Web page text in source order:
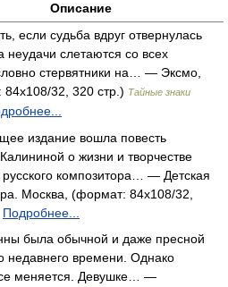
Описание
если судьба вдруг отвернулась
неудачи слетаются со всех
стервятники на… — Эксмо,
32, 320 стр.) Тайные знаки
издание вошла повесть
о жизни и творчестве
русского композитора… — Детская
Москва, (формат: 84x108/32,
Подробнее...
была обычной и даже пресной
недавнего времени. Однако
меняется. Девушке… —